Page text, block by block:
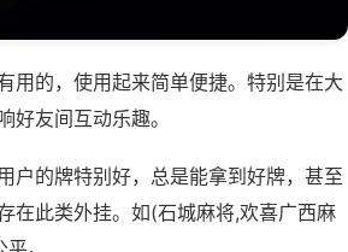
用的，使用起来简单便捷。特别是在大
友间互动乐趣。
户的牌特别好，总是能拿到好牌，甚至
在此类外挂。如(石城麻将,欢喜广西麻